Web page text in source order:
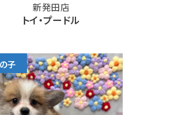
新発田店
トイ・プードル
子